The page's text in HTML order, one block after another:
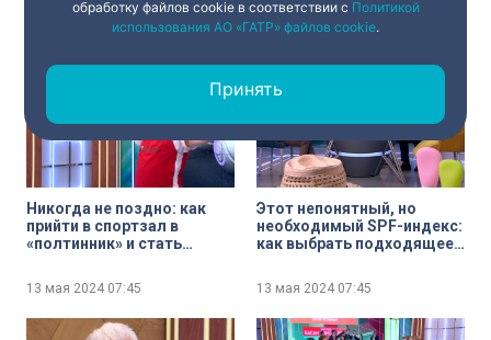
крепости
почти на 40 процентов
Никогда не поздно: как
прийти в спортзал в
«полтинник» и стать
13 мая 2024 07:45
Этот непонятный, но
необходимый SPF-индекс:
как выбрать подходящее
13 мая 2024 07:45
обработку файлов cookie в соответствии с Политикой
использования АО «ГАТР» файлов cookie.
Принять